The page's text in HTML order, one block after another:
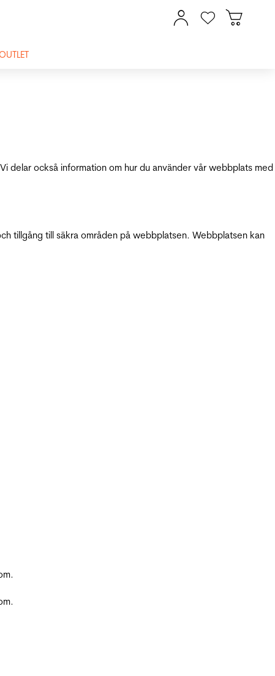
delar också information om hur du använder vår webbplats med
tillgång till säkra områden på webbplatsen. Webbplatsen kan